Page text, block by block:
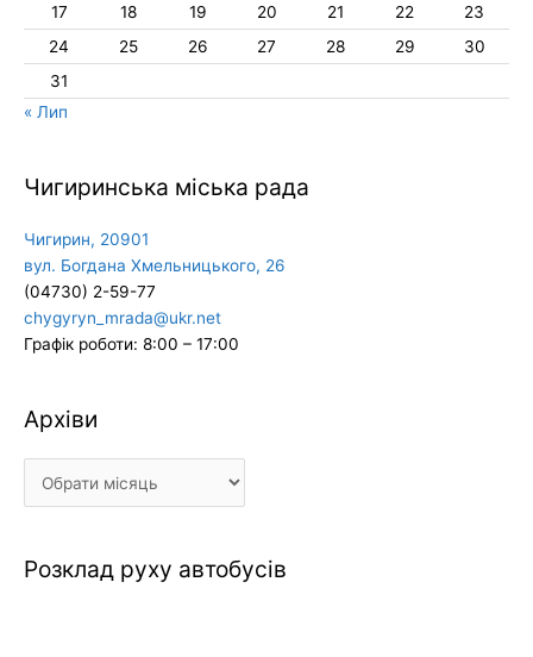
17
18 19 20 21 22
23
24
25 26 27 28 29
30
31
« Лип
Чигиринська міська рада
Чигирин, 20901
вул. Богдана Хмельницького, 26
(04730) 2-59-77
chygyryn_mrada@ukr.net
Графік роботи: 8:00 – 17:00
Архіви
Архіви
Розклад руху автобусів